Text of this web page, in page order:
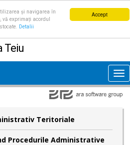
Accept
și navigarea în
exprimați acordul
Detalii
Teiu
Teritoriale
Procedurile Administrative